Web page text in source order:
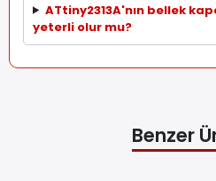
ATtiny2313A'nın bellek
yeterli olur mu?
Benzer